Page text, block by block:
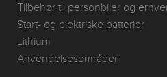
Tilbehør til personbiler og
Start- og elektriske batterier
Lithium
Anvendelsesområder